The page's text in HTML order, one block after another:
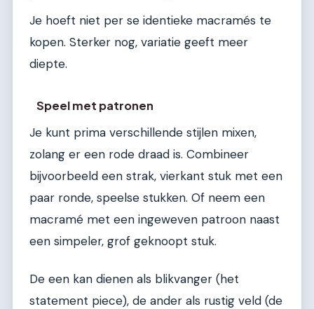
Je hoeft niet per se identieke macramés te
kopen. Sterker nog, variatie geeft meer
diepte.
Speel met patronen
Je kunt prima verschillende stijlen mixen,
zolang er een rode draad is. Combineer
bijvoorbeeld een strak, vierkant stuk met een
paar ronde, speelse stukken. Of neem een
macramé met een ingeweven patroon naast
een simpeler, grof geknoopt stuk.
De een kan dienen als blikvanger (het
statement piece), de ander als rustig veld (de